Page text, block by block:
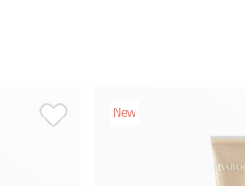
New